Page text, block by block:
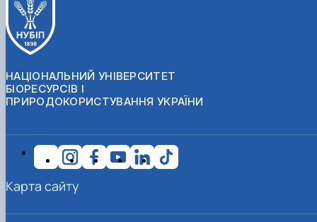
НАЦІОНАЛЬНИЙ УНІВЕРСИТЕТ
БІОРЕСУРСІВ І
ПРИРОДОКОРИСТУВАННЯ УКРАЇНИ
Карта сайту